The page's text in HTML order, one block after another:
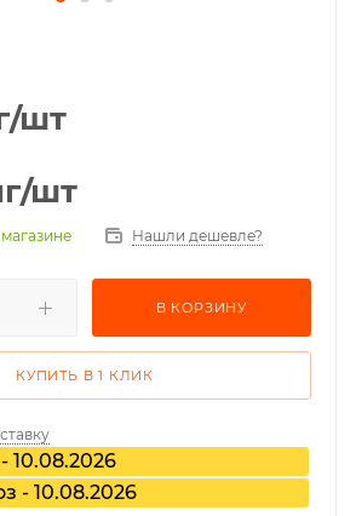
/шт
/шт
магазине Нашли дешевле?
В КОРЗИНУ
КУПИТЬ В 1 КЛИК
10.08.2026
- 10.08.2026